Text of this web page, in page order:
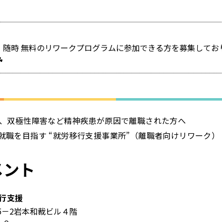
時 無料のリワークプログラムに参加できる方を募集してお
双極性障害など精神疾患が原因で離職された方へ
を目指す “就労移行支援事業所”（離職者向けリワーク）
ト
支援
2岩本和裁ビル４階